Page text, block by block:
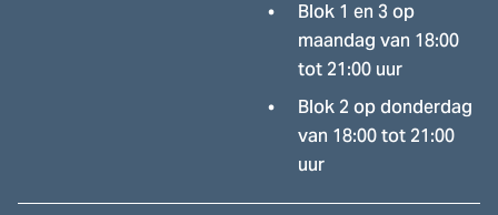
Blok 1 en 3 op
maandag van 18:00
tot 21:00 uur
Blok 2 op donderdag
van 18:00 tot 21:00
uur